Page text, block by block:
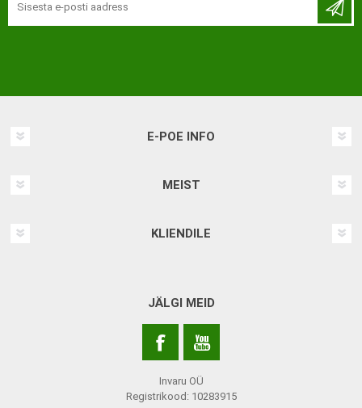
E-POE INFO
MEIST
KLIENDILE
JÄLGI MEID
Invaru OÜ
Registrikood: 10283915